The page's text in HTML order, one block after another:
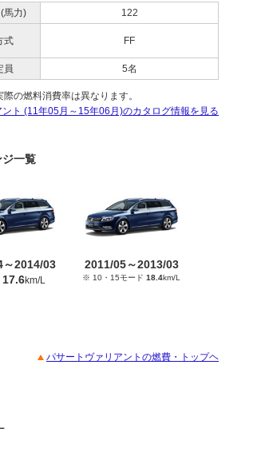
馬力)
122
式 FF
員 5名
の燃料消費率は異なります。
ト (11年05月～15年06月)のカタログ情報を見る
一覧
～2014/03
17.6km/L
2011/05～2013/03
※ 10・15モード 18.4km/L
パサートヴァリアントの燃費・トップヘ